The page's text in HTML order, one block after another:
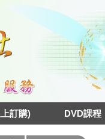
訂購) DVD課程